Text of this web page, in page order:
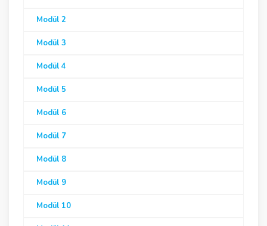
Modül 2
Modül 3
Modül 4
Modül 5
Modül 6
Modül 7
Modül 8
Modül 9
Modül 10